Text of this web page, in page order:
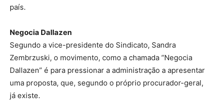
país.
Negocia Dallazen
Segundo a vice-presidente do Sindicato, Sandra
Zembrzuski, o movimento, como a chamada “Negocia
Dallazen” é para pressionar a administração a apresentar
uma proposta, que, segundo o próprio procurador-geral,
já existe.